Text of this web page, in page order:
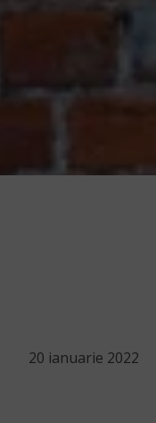
20 ianuarie 2022